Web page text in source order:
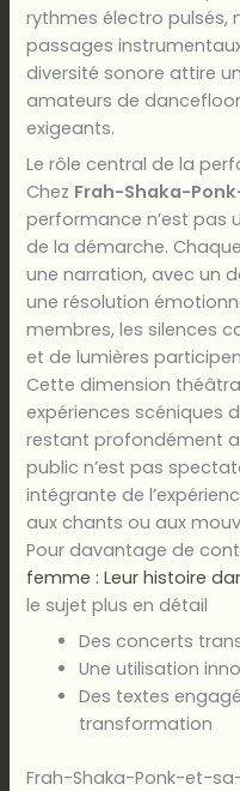
rythmes électro pulsés,
passages
diversité sonore attire
amateurs de
exigeants.
Le rôle central de la
Chez Frah-Shaka-
performance n’est pas
de la démarche.
une narration, avec un
une résolution
membres, les silences
et de lumières
Cette dimension
expériences scéniques
restant profondément
public n’est pas
intégrante de
aux chants ou aux
Pour davantage de
femme : Leur histoire
le sujet plus en détail
Des concerts
Une utilisation
Des textes
transformation
Frah-Shaka-Ponk-et-